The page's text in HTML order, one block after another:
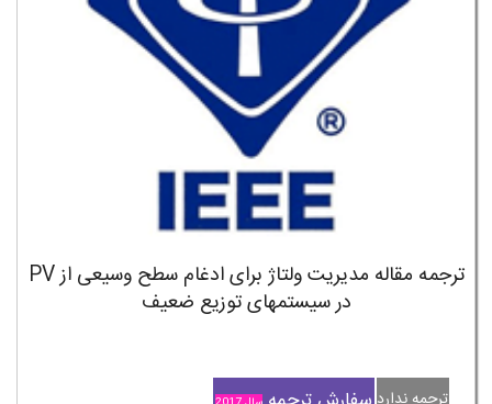
ترجمه مقاله مدیریت ولتاژ برای ادغام سطح وسیعی از PV
در سیستمهای توزیع ضعیف